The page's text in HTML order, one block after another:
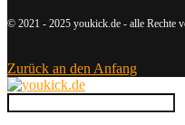
© 2021 - 2025 youkick.de - alle Rechte
Zurück an den Anfang